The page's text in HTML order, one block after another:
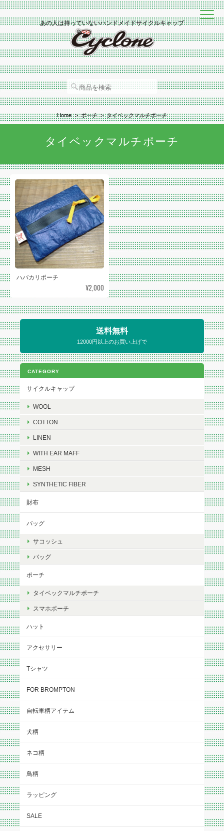
あの人は持っていないハンドメイドサイクルキャップ
Home ポーチ タイベックマルチポーチ
タイベックマルチポーチ
ハバカリポーチ
¥2,000
送料無料
12000円以上のお買い上げで
CATEGORY
サイクルキャップ
WOOL
COTTON
LINEN
WITH EAR MAFF
MESH
SYNTHETIC FIBER
財布
バッグ
サコッシュ
バッグ
ポーチ
タイベックマルチポーチ
スマホポーチ
ハット
アクセサリー
Tシャツ
FOR BROMPTON
自転車柄アイテム
犬柄
ネコ柄
鳥柄
ラッピング
SALE